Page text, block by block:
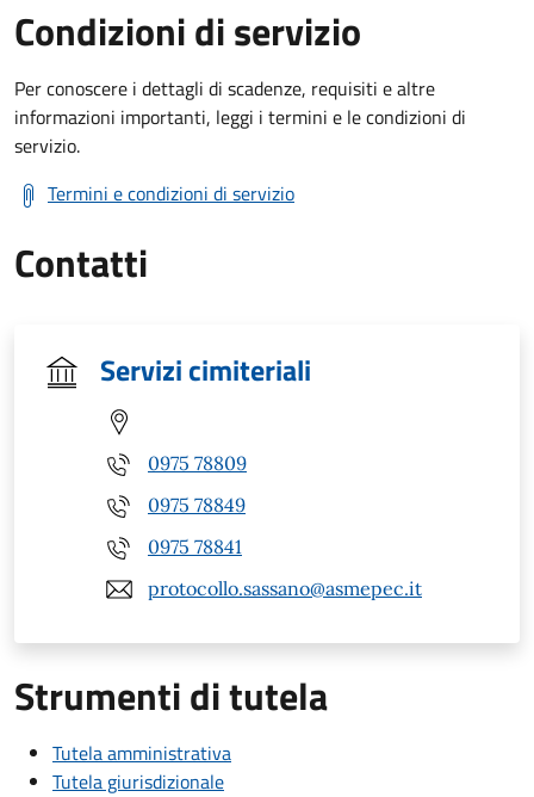
Condizioni di servizio
Per conoscere i dettagli di scadenze, requisiti e altre
informazioni importanti, leggi i termini e le condizioni di
servizio.
Termini e condizioni di servizio
Contatti
Servizi cimiteriali
0975 78809
0975 78849
0975 78841
protocollo.sassano@asmepec.it
Strumenti di tutela
Tutela amministrativa
Tutela giurisdizionale